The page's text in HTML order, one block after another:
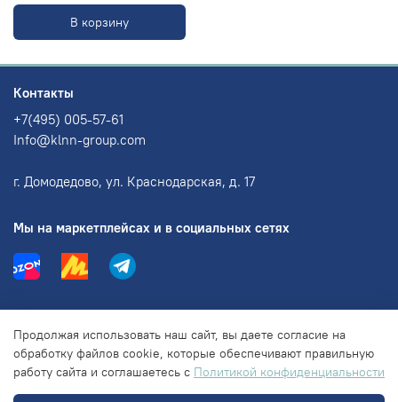
В корзину
Информация
Правовая информация
Контакты
+7(495) 005-57-61
Info@klnn-group.com
г. Домодедово, ул. Краснодарская, д. 17
Мы на маркетплейсах и в социальных сетях
Продолжая использовать наш сайт, вы даете согласие на
обработку файлов cookie, которые обеспечивают правильную
работу сайта и соглашаетесь с Политикой конфиденциальности